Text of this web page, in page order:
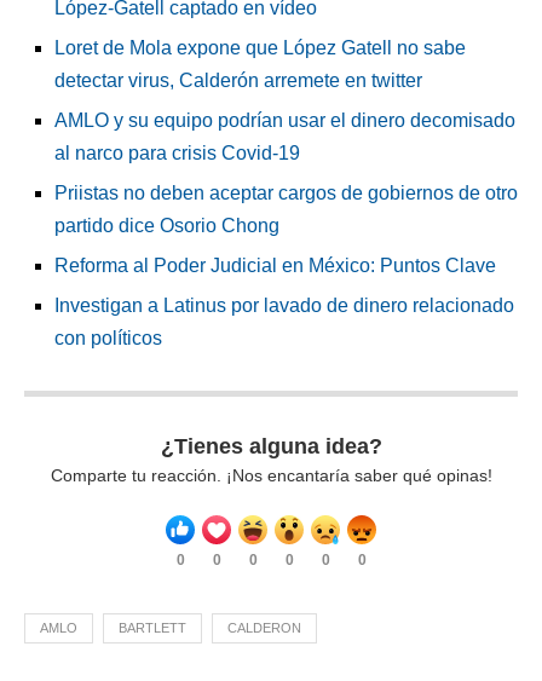
López-Gatell captado en vídeo
Loret de Mola expone que López Gatell no sabe
detectar virus, Calderón arremete en twitter
AMLO y su equipo podrían usar el dinero decomisado
al narco para crisis Covid-19
Priistas no deben aceptar cargos de gobiernos de otro
partido dice Osorio Chong
Reforma al Poder Judicial en México: Puntos Clave
Investigan a Latinus por lavado de dinero relacionado
con políticos
¿Tienes alguna idea?
Comparte tu reacción. ¡Nos encantaría saber qué opinas!
0 0 0 0 0 0
AMLO BARTLETT CALDERON